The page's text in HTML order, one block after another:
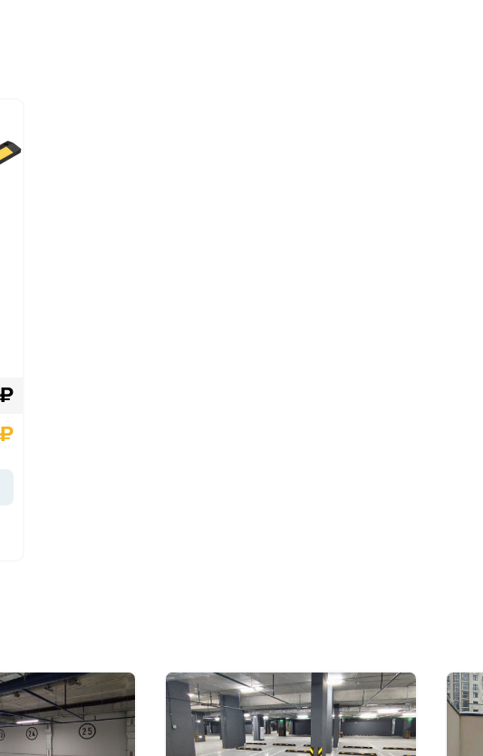
₽
₽